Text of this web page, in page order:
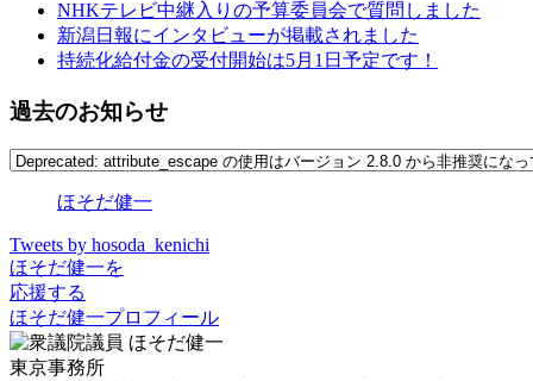
NHKテレビ中継入りの予算委員会で質問しました
新潟日報にインタビューが掲載されました
持続化給付金の受付開始は5月1日予定です！
過去のお知らせ
ほそだ健一
Tweets by hosoda_kenichi
ほそだ健一を
応援する
ほそだ健一プロフィール
東京事務所